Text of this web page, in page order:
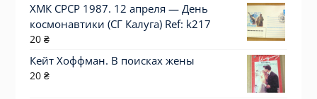
ХМК СРСР 1987. 12 апреля — День
космонавтики (СГ Калуга) Ref: k217
20 ₴
Кейт Хоффман. В поисках жены
20 ₴